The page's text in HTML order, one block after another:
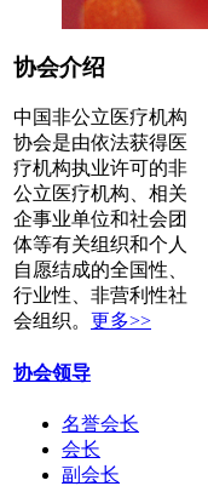
协会介绍
中国非公立医疗机构
协会是由依法获得医
疗机构执业许可的非
公立医疗机构、相关
企事业单位和社会团
体等有关组织和个人
自愿结成的全国性、
行业性、非营利性社
会组织。 更多>>
协会领导
名誉会长
会长
副会长